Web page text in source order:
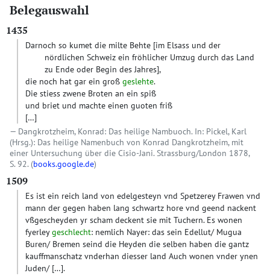
Belegauswahl
1435
Darnoch so kumet die milte Behte [im Elsass und der
nördlichen Schweiz ein fröhlicher Umzug durch das Land
zu Ende oder Begin des Jahres],
die noch hat gar ein groß geslehte.
Die stiess zwene Broten an ein spiß
und briet und machte einen guoten friß
[…]
Dangkrotzheim, Konrad: Das heilige Nambuoch. In: Pickel, Karl
(Hrsg.): Das heilige Namenbuch von Konrad Dangkrotzheim, mit
einer Untersuchung über die Cisio-Jani. Strassburg/London 1878,
S. 92. (books.google.de)
1509
Es ist ein reich land von edelgesteyn vnd Spetzerey Frawen vnd
mann der gegen haben lang schwartz hore vnd geend nackent
vßgescheyden yr scham deckent sie mit Tuchern. Es wonen
fyerleygeschlecht: nemlich Nayer: das sein Edellut/ Mugua
Buren/ Bremen seind die Heyden die selben haben die gantz
kauffmanschatz vnderhan diesser land Auch wonen vnder ynen
Juden/ […].